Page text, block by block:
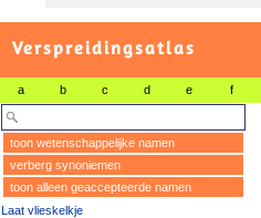
Verspreidingsatlas
a b c d e f
toon wetenschappelijke namen
verberg synoniemen
toon alleen geaccepteerde namen
Laat vlieskelkje